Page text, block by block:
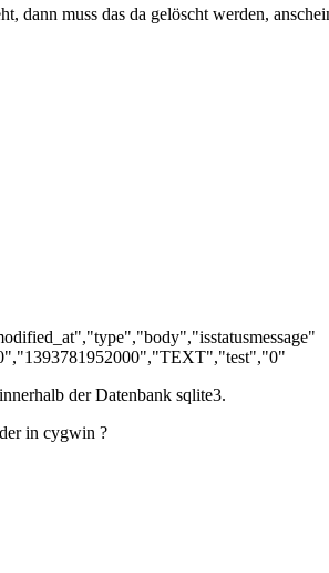
muss das da gelöscht werden,
der Datenbank sqlite3.
in cygwin ?